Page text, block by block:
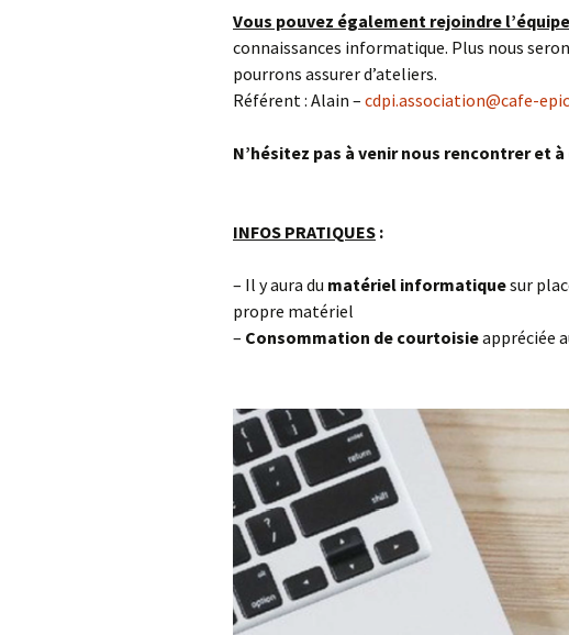
Vous pouvez également rejoindre
connaissances informatique. Plus nous
pourrons assurer d’ateliers.
Référent : Alain – cdpi.association@cafe-
N’hésitez pas à venir nous rencontrer et
INFOS PRATIQUES :
– Il y aura du matériel informatiquesur
propre matériel
– Consommation de courtoisieappréciée